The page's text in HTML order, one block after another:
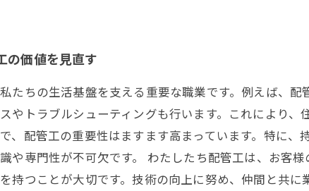
の価値を見直す
たちの生活基盤を支える重要な職業です。例えば、
やトラブルシューティングも行います。これにより
、配管工の重要性はますます高まっています。特に
や専門性が不可欠です。 わたしたち配管工は、お客
持つことが大切です。技術の向上に努め、仲間と共